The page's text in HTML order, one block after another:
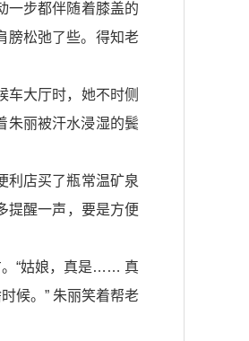
一步都伴随着膝盖的
膀松弛了些。得知老
车大厅时，她不时侧
朱丽被汗水浸湿的鬓
利店买了瓶常温矿泉
提醒一声，要是方便
。“姑娘，真是…… 真
候。” 朱丽笑着帮老